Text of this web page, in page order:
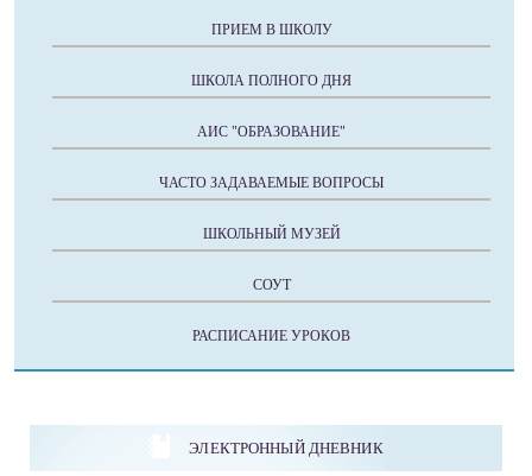
ПРИЕМ В ШКОЛУ
ШКОЛА ПОЛНОГО ДНЯ
АИС "ОБРАЗОВАНИЕ"
ЧАСТО ЗАДАВАЕМЫЕ ВОПРОСЫ
ШКОЛЬНЫЙ МУЗЕЙ
СОУТ
РАСПИСАНИЕ УРОКОВ
ЭЛЕКТРОННЫЙ ДНЕВНИК